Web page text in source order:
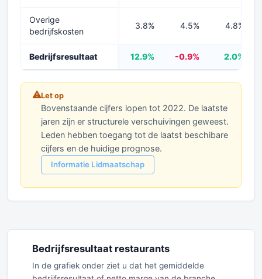
Overige
bedrijfskosten
3.8% 4.5% 4.8%
Bedrijfsresultaat 12.9% -0.9% 2.0%
Let op
Bovenstaande cijfers lopen tot 2022. De laatste
jaren zijn er structurele verschuivingen geweest.
Leden hebben toegang tot de laatst beschibare
cijfers en de huidige prognose.
Informatie Lidmaatschap
Bedrijfsresultaat restaurants
In de grafiek onder ziet u dat het gemiddelde